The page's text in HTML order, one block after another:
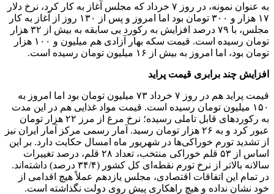
به عنوان نمونه، در روز ۷ خرداد که مجلس آغاز به کار کرد، نرخ دلار
۱۷ هزار و ۳۰۰ تومان بود اما امروز و پس از ۱۳۰ روز از آغاز به کار
مجلس، با ۷۹ درصد افزایش به رکورد بی سابقه به بیش از ۳۲ هزار
تومان رسیده است. قیمت سکه بهار آزادی هم میلیون و ۱۰۰ هزار
تومان بود، اما امروز به بیش از ۱۶ میلیون تومان رسیده است.
افزایش چند برابری قیمت پراید
قیمت پراید هم در روز ۷ خرداد ۷۳ میلیون تومان بود اما امروز به
۱۵۰ میلیون تومان رسیده است. قیمت مواد غذایی هم در این مدت
به رکورد‌های قابل تاملی رسیده؛ نرخ مرغ از مرز ۲۲ هزار تومان
عبور کرد و به ۲۶ هزار تومان رسید. آمار رسمی مرکز آمار ایران نیز
از تشدید تورم خوراکی‌ها در شهریور ماه امسال حکایت دارد. بر این
اساس از ۵۳ قلم خوراکی منتخب، تعداد ۲۸ قلم، درصد تغییرات
سالانه بالاتر از نرخ تورم نقطه‌ای کل کشور (۳۴/۴ درصد) داشته‌اند.
در تمام این اتفاقات اقتصادی، مجلس یازدهم عملاً هیچ اقدامی از
خود نشان نداده و هیچ راهکاری پیش روی دولت نگذاشته است.